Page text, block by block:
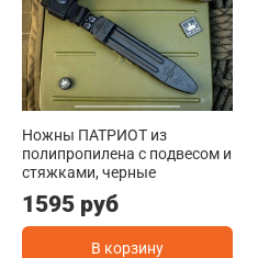
Ножны ПАТРИОТ из
полипропилена с подвесом и
стяжками, черные
1595 руб
В корзину